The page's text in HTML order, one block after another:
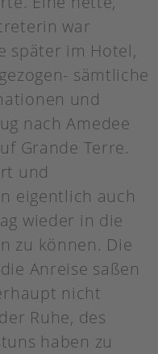
war
später im Hotel,
sämtliche
und
nach Amedee
Grande Terre.
und
eigentlich auch
wieder in die
zu können. Die
Anreise saßen
nicht
Ruhe, des
haben zu